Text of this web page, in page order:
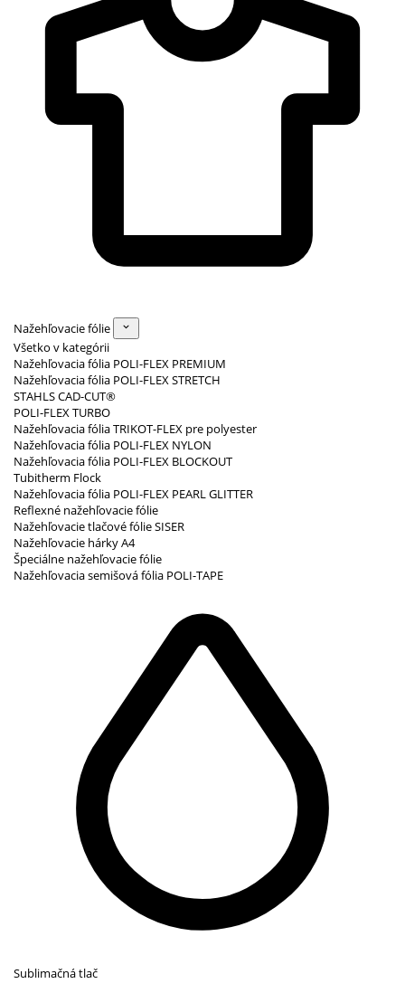
Nažehľovacie fólie
Všetko v kategórii
Nažehľovacia fólia POLI-FLEX PREMIUM
Nažehľovacia fólia POLI-FLEX STRETCH
STAHLS CAD-CUT®
POLI-FLEX TURBO
Nažehľovacia fólia TRIKOT-FLEX pre polyester
Nažehľovacia fólia POLI-FLEX NYLON
Nažehľovacia fólia POLI-FLEX BLOCKOUT
Tubitherm Flock
Nažehľovacia fólia POLI-FLEX PEARL GLITTER
Reflexné nažehľovacie fólie
Nažehľovacie tlačové fólie SISER
Nažehľovacie hárky A4
Špeciálne nažehľovacie fólie
Nažehľovacia semišová fólia POLI-TAPE
Sublimačná tlač